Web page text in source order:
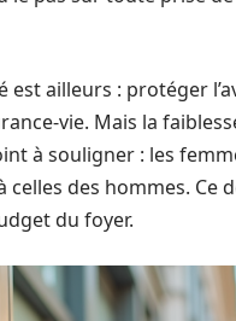
ailleurs : protéger
vie. Mais la
à souligner : les
celles des hommes.
du foyer.